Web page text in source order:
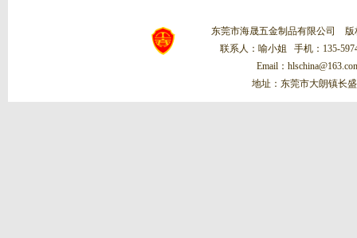
东莞市海晟五金制品有限公司
联系人：喻小姐 手机：135-
Email：
地址：东莞市大朗镇长